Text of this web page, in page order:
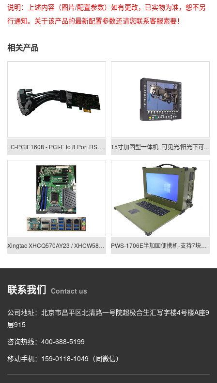
说明：上述内容（图片/配置参数）如有更改，已实物为准，恕不另
行通知。关于该产品的最新配置参数还请您联系客服索要！
相关产品
LC-PCIE1608 - PCI-E to 8 Port RS422/485 Low Profile Card 15寸加固型一体机_可见光/阳光下可视一体机
Xingtac XHCQ570AY23 / XHCW580AY23 PWS-1706E半加固便携机-支持7块PCIE/PCI板卡扩展
联系我们 Contact us
公司地址：北京市昌平区北清路一号院超极合生汇写字楼4号楼A座9
层915
咨询热线：400-688-5199
移动手机：159-0118-1049（同微信）